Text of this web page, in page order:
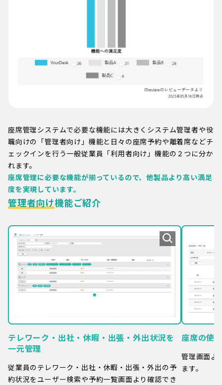
座席管理システムで必要な機能には大きくシステム管理者や役
職向けの「管理者向け」機能と日々の座席予約や離着席などチ
ェックインを行う一般従業員「利用者向け」機能の２つに分か
れます。
座席管理に必要な機能が揃っているので、他製品より高い満足
度を実現しています。
管理者向け機能ご紹介
テレワーク・出社・休暇・出張・外出状況を
一元管理
従業員のテレワーク・出社・休暇・出張・外出の予
約状況をユーザー検索や予約一覧画面より確認でき
座席の使
管理画面よ
ます。